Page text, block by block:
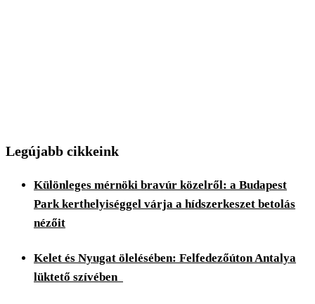
Legújabb cikkeink
Különleges mérnöki bravúr közelről: a Budapest
Park kerthelyiséggel várja a hídszerkeszet betolás
nézőit
Kelet és Nyugat ölelésében: Felfedezőúton Antalya
lüktető szívében